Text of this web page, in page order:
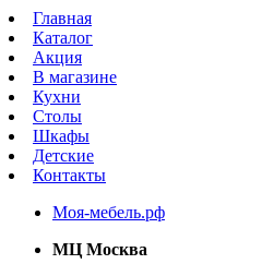
Главная
Каталог
Акция
В магазине
Кухни
Столы
Шкафы
Детские
Контакты
Моя-мебель.рф
МЦ Москва